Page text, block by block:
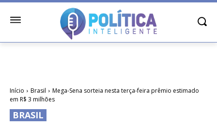
Início Brasil
Mega-Sena sorteia nesta terça-feira prêmio estimado
em R$ 3 milhões
BRASIL